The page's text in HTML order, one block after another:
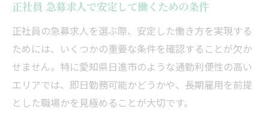
正社員 急募求人で安定して働くための条件
正社員の急募求人を選ぶ際、安定した働き方を実現する
ためには、いくつかの重要な条件を確認することが欠か
せません。特に愛知県日進市のような通勤利便性の高い
エリアでは、即日勤務可能かどうかや、長期雇用を前提
とした職場かを見極めることが大切です。